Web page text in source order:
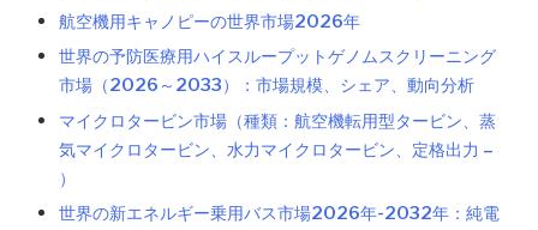
航空機用キャノピーの世界市場2026年
世界の予防医療用ハイスループットゲノムスクリーニング
市場（2026～2033）：市場規模、シェア、動向分析
マイクロタービン市場（種類：航空機転用型タービン、蒸
気マイクロタービン、水力マイクロタービン、定格出力 –
）
世界の新エネルギー乗用バス市場2026年-2032年：純電